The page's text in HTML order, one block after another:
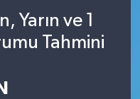
Yarın ve 1
Tahmini
ve Fikstür